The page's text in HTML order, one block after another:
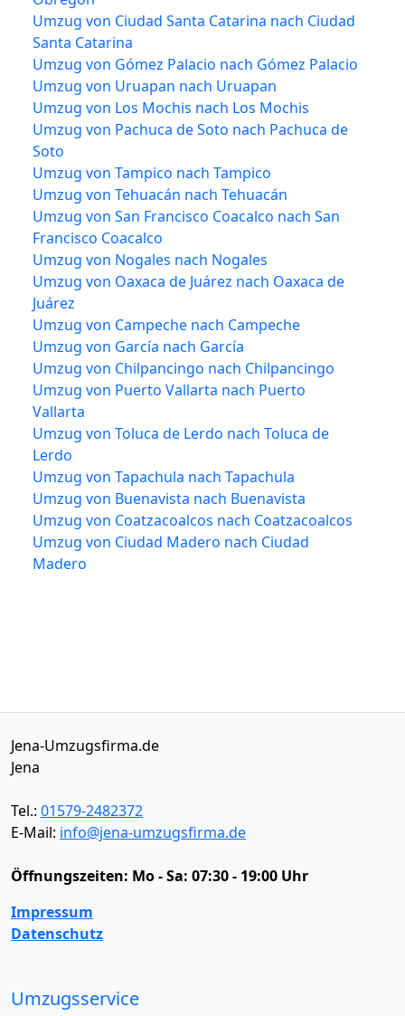
Umzug von Ciudad Santa Catarina nach Ciudad
Santa Catarina
Umzug von Gómez Palacio nach Gómez Palacio
Umzug von Uruapan nach Uruapan
Umzug von Los Mochis nach Los Mochis
Umzug von Pachuca de Soto nach Pachuca de
Soto
Umzug von Tampico nach Tampico
Umzug von Tehuacán nach Tehuacán
Umzug von San Francisco Coacalco nach San
Francisco Coacalco
Umzug von Nogales nach Nogales
Umzug von Oaxaca de Juárez nach Oaxaca de
Juárez
Umzug von Campeche nach Campeche
Umzug von García nach García
Umzug von Chilpancingo nach Chilpancingo
Umzug von Puerto Vallarta nach Puerto
Vallarta
Umzug von Toluca de Lerdo nach Toluca de
Lerdo
Umzug von Tapachula nach Tapachula
Umzug von Buenavista nach Buenavista
Umzug von Coatzacoalcos nach Coatzacoalcos
Umzug von Ciudad Madero nach Ciudad
Madero
Jena-Umzugsfirma.de
Jena
Tel.: 01579-2482372
E-Mail: info@jena-umzugsfirma.de
Öffnungszeiten: Mo - Sa: 07:30 - 19:00 Uhr
Impressum
Datenschutz
Umzugsservice